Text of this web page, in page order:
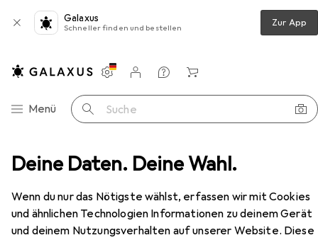
Deine Daten. Deine Wahl.
Wenn du nur das Nötigste wählst, erfassen wir mit Cookies
und ähnlichen Technologien Informationen zu deinem Gerät
und deinem Nutzungsverhalten auf unserer Website. Diese
Galaxus
Schneller finden und bestellen Zur App
Navigation nach Kategorien
Menü Suche
Einstellungen
Kundenkonto
Vergleichslisten
Merklisten
Warenkorb
+ Teppiche Teppich Villeroy & Boch Francois